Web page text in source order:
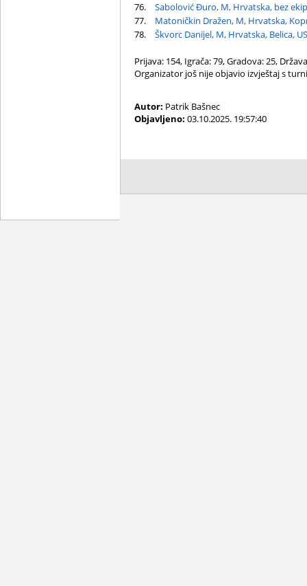
76.
Sabolović Đuro, M, Hrvatska, bez
77.
Matoničkin Dražen, M, Hrvatska,
78.
Škvorc Danijel, M, Hrvatska, Belica,
Prijava: 154, Igrača: 79, Gradova: 25,
Organizator još nije objavio izvještaj s
Autor: Patrik Bašnec
Objavljeno: 03.10.2025. 19:57:40